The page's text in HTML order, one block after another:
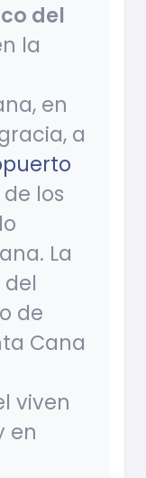
del
la
en
a
los
La
de
Cana
viven
en